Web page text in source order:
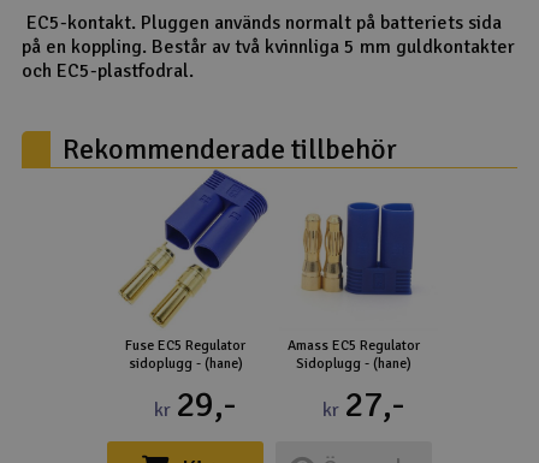
Smarthem, lek och hobby
Verktyg, utrustning och tillbehör
Presentkort
EC5-kontakt. Pluggen används normalt på batteriets sida
på en koppling. Består av två kvinnliga 5 mm guldkontakter
och EC5-plastfodral.
Rekommenderade tillbehör
Fuse EC5 Regulator
sidoplugg - (hane)
kr 29,-
Amass EC5 Regulator
Sidoplugg - (hane)
kr 27,-